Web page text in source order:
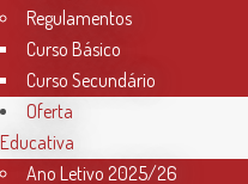
Sede da Liga dos
Regulamentos
Curso Básico
Curso Secundário
Oferta
Educativa
Ano Letivo 2025/26